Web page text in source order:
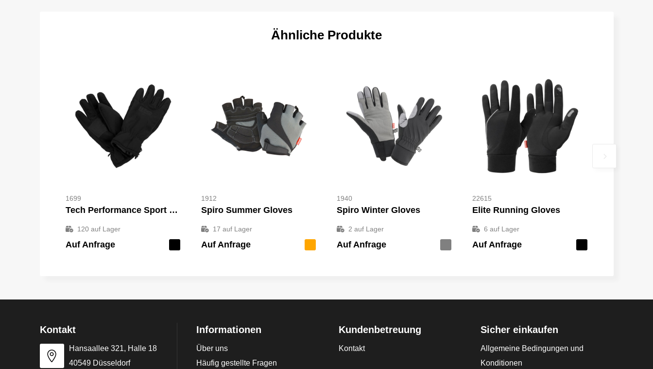
Ähnliche Produkte
1699
Tech Performance Sport Glove
120auf Lager
Auf Anfrage
1912
Spiro Summer Gloves
17 auf Lager
Auf Anfrage
1940
Spiro Winter Gloves
2 auf Lager
Auf Anfrage
22615
Elite Running Gloves
6 auf Lager
Auf Anfrage
Kontakt
Hansaallee 321, Halle 18
40549 Düsseldorf
Informationen
Über uns
Häufig gestellte Fragen
Kundenbetreuung
Kontakt
Sicher einkaufen
Allgemeine Bedingungen und
Konditionen